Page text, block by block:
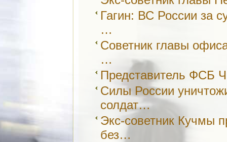
Гагин: ВС России за
…
Советник главы
…
Представитель ФСБ
Силы России
солдат…
Экс-советник Кучмы
без…